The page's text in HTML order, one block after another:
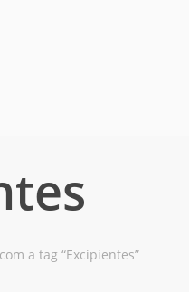
a tag “Excipientes”